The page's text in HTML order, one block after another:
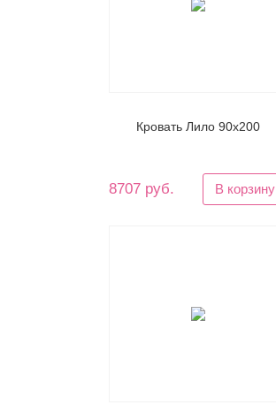
Кровать Лило 90х200
8707 руб. В корзину